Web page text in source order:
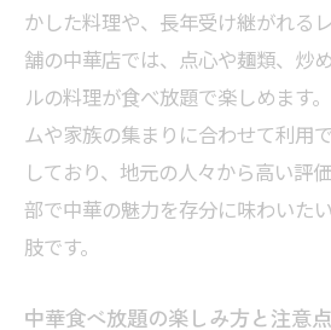
かした料理や、長年受け継がれる
舗の中華店では、点心や麺類、炒
ルの料理が食べ放題で楽しめます
ムや家族の集まりに合わせて利用
しており、地元の人々から高い評
部で中華の魅力を存分に味わいた
肢です。
中華食べ放題の楽しみ方と注意点